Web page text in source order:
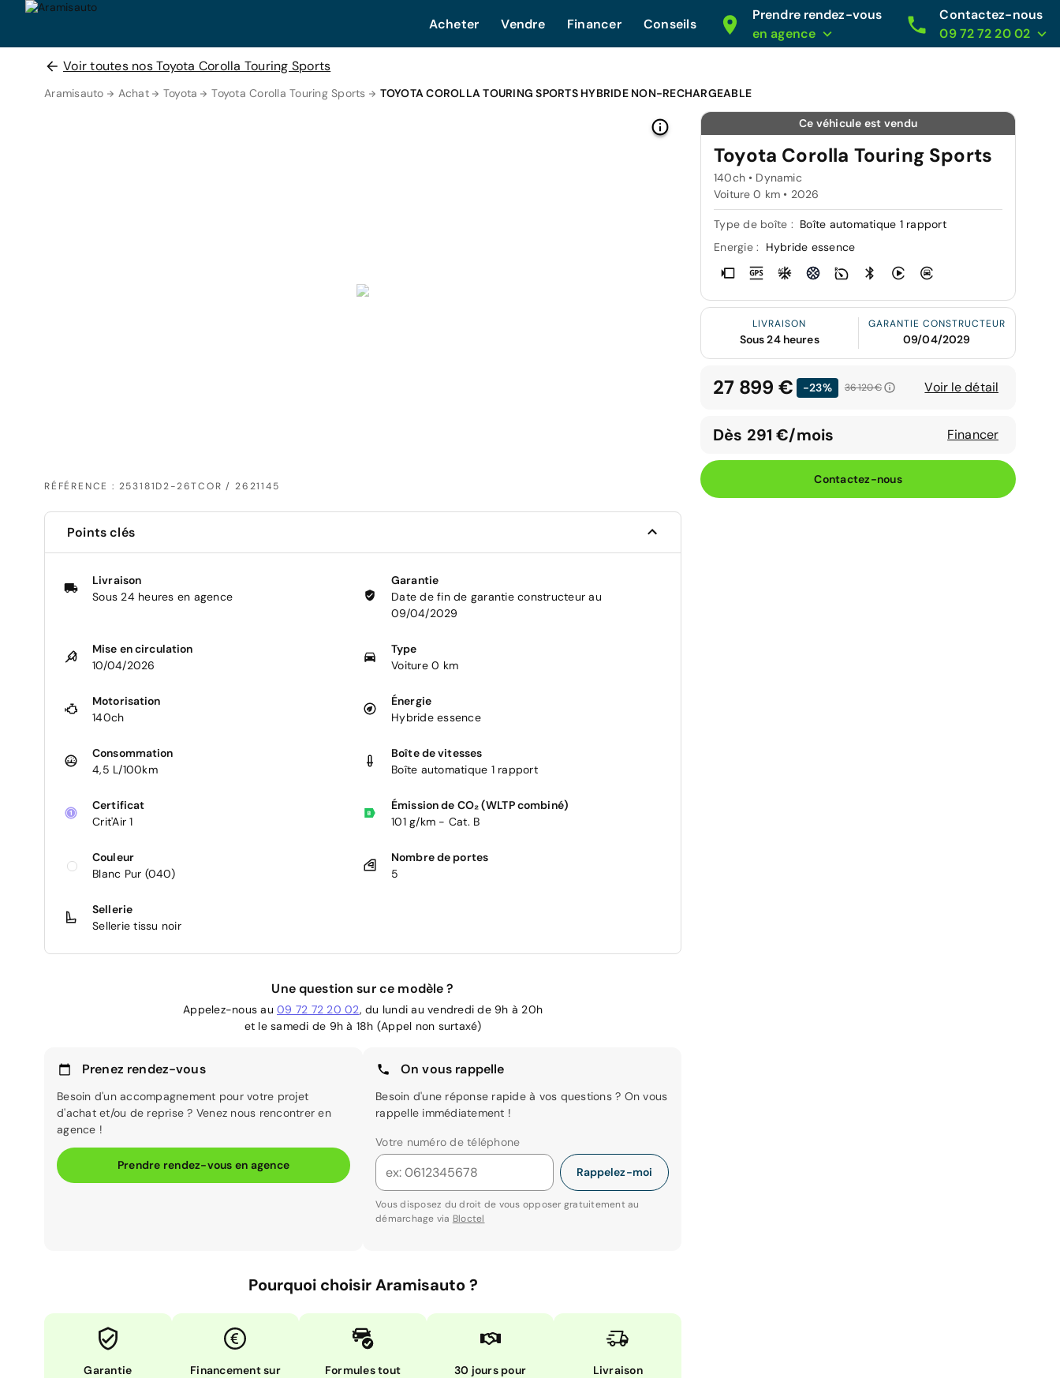
Acheter Vendre Financer Conseils
Prendre rendez-vous
en agence
Contactez-nous
09 72 72 20 02
Voir toutes nos Toyota Corolla Touring Sports
Aramisauto Achat Toyota Toyota Corolla Touring Sports TOYOTA COROLLA TOURING SPORTS HYBRIDE NON-RECHARGEABLE
RÉFÉRENCE : 253181D2-26TCOR / 2621145
Ce véhicule est vendu
Toyota Corolla Touring Sports
140ch • Dynamic
Voiture 0 km • 2026
Type de boîte : Boîte automatique 1 rapport
Energie :
Hybride essence
LIVRAISON
Sous 24 heures
GARANTIE CONSTRUCTEUR
09/04/2029
27 899 € -23% 36 120 € Voir le détail
Dès 291 €/mois Financer
Contactez-nous
Points clés
Livraison
Sous 24 heures en agence
Garantie
Date de fin de garantie constructeur au
09/04/2029
Mise en circulation
10/04/2026
Type
Voiture 0 km
Motorisation
140ch
Énergie
Hybride essence
Consommation
4,5 L/100km
Boîte de vitesses
Boîte automatique 1 rapport
Certificat
Crit'Air 1
Émission de CO₂ (WLTP combiné)
101 g/km - Cat. B
Couleur
Blanc Pur (040)
Nombre de portes
5
Sellerie
Sellerie tissu noir
Une question sur ce modèle ?
Appelez-nous au 09 72 72 20 02, du lundi au vendredi de 9h à 20h
et le samedi de 9h à 18h (Appel non surtaxé)
Prenez rendez-vous
Besoin d'un accompagnement pour votre projet
d'achat et/ou de reprise ? Venez nous rencontrer en
agence !
Prendre rendez-vous en agence
On vous rappelle
Besoin d'une réponse rapide à vos questions ? On vous
rappelle immédiatement !
Votre numéro de téléphone
Rappelez-moi
Vous disposez du droit de vous opposer gratuitement au
démarchage via Bloctel
Pourquoi choisir Aramisauto ?
Garantie
Financement sur
Formules tout
30 jours pour
Livraison